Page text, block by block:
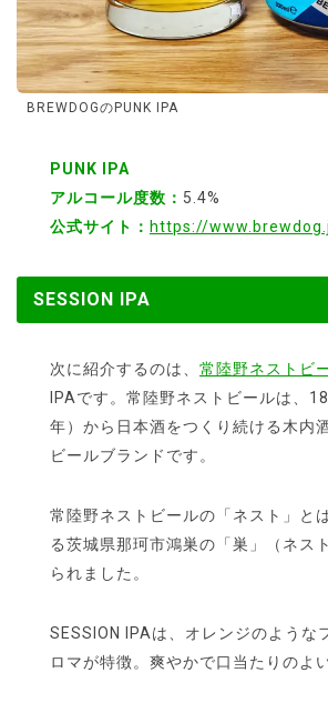
BREWDOGのPUNK IPA
PUNK IPA
アルコール度数： 5.4%
公式サイト： https://
SESSION IPA
次に紹介するのは、 常陸野ネストビ
IPAです。常陸野ネストビールは、
年）から日本酒をつくり続ける木内
ビールブランドです。
常陸野ネストビールの「ネスト」と
る茨城県那珂市鴻巣の「巣」（ネス
られました。
SESSION IPAは、オレンジのような
ロマが特徴。爽やかで口当たりのよ